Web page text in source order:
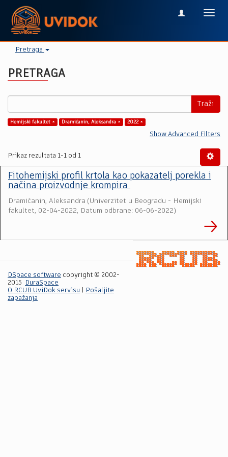
Pretraga
PRETRAGA
Traži
Hemijski fakultet × Dramićanin, Aleksandra × 2022 ×
Show Advanced Filters
Prikaz rezultata 1-1 od 1
Fitohemijski profil krtola kao pokazatelj porekla i
načina proizvodnje krompira
Dramićanin, Aleksandra (Univerzitet u Beogradu - Hemijski
fakultet, 02-04-2022, Datum odbrane: 06-06-2022)
DSpace software copyright © 2002-
2015
DuraSpace
O RCUB UviDok servisu
Pošaljite
zapažanja